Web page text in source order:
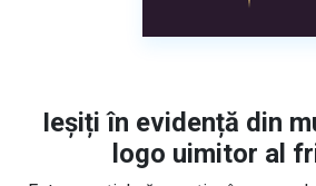
Ieșiți în evidență din
logo uimitor al